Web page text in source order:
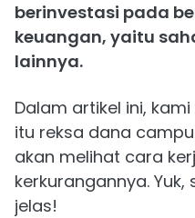
berinvestasi pada
keuangan, yaitu
lainnya.
Dalam artikel ini,
itu reksa dana
akan melihat cara
kerkurangannya.
jelas!